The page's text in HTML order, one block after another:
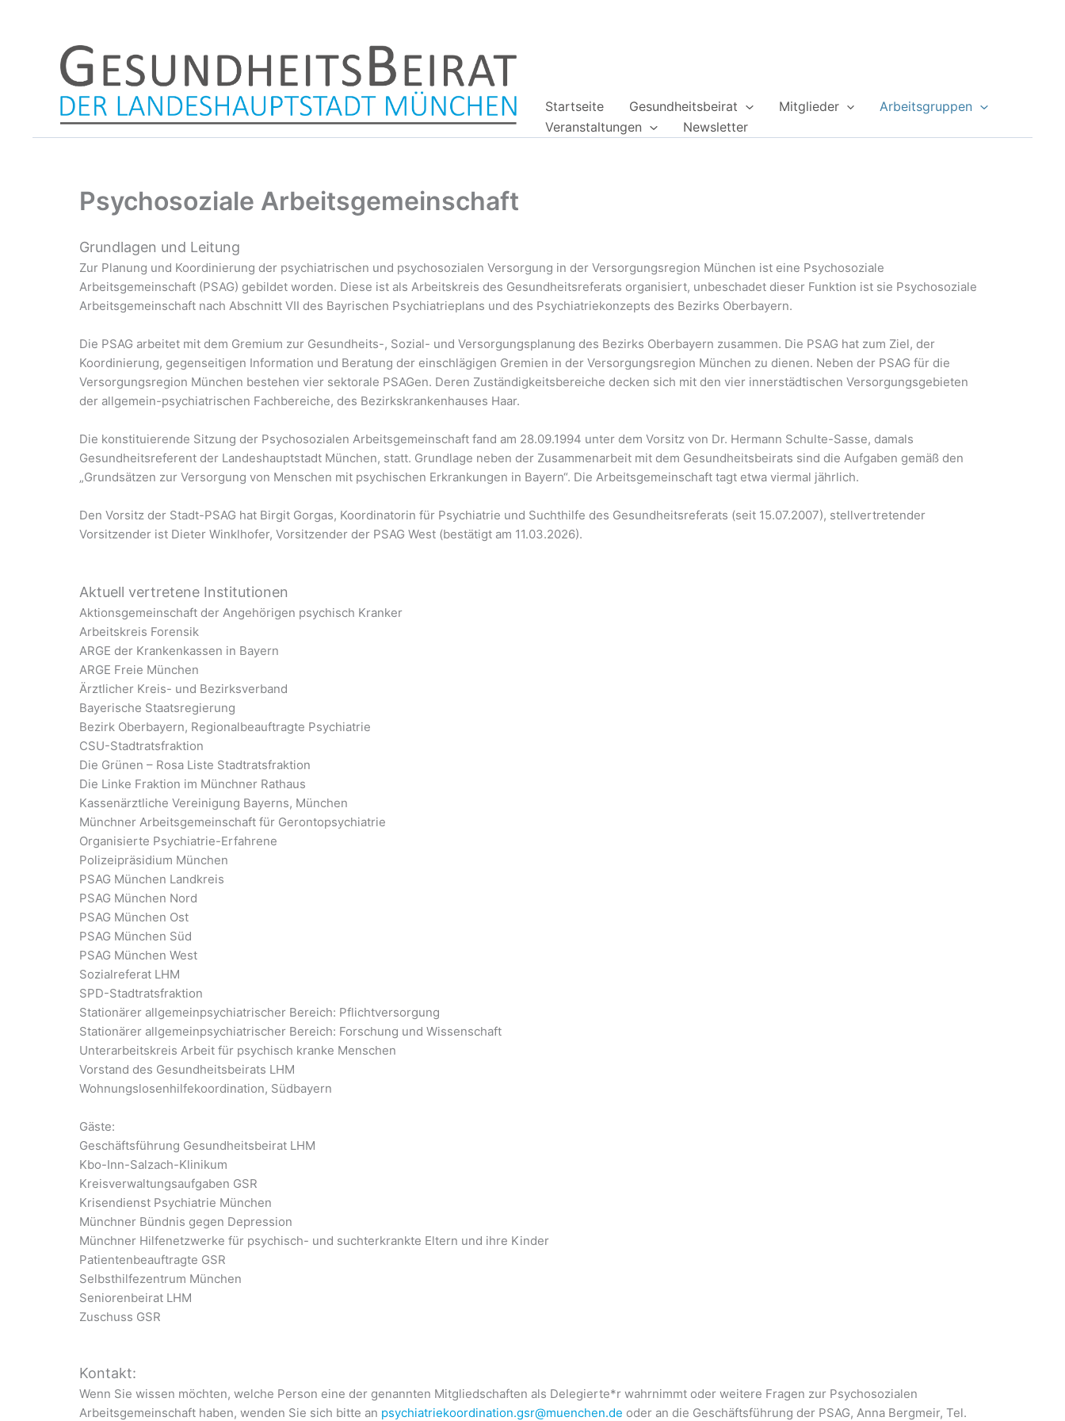
Startseite Gesundheitsbeirat Mitglieder
Arbeitsgruppen
Veranstaltungen
Newsletter
Psychosoziale Arbeitsgemeinschaft
Grundlagen und Leitung
Zur Planung und Koordinierung der psychiatrischen und psychosozialen Versorgung in der Versorgungsregion München ist eine Psychosoziale
Arbeitsgemeinschaft (PSAG) gebildet worden. Diese ist als Arbeitskreis des Gesundheitsreferats organisiert, unbeschadet dieser Funktion ist sie Psychosoziale
Arbeitsgemeinschaft nach Abschnitt VII des Bayrischen Psychiatrieplans und des Psychiatriekonzepts des Bezirks Oberbayern.
Die PSAG arbeitet mit dem Gremium zur Gesundheits-, Sozial- und Versorgungsplanung des Bezirks Oberbayern zusammen. Die PSAG hat zum Ziel, der
Koordinierung, gegenseitigen Information und Beratung der einschlägigen Gremien in der Versorgungsregion München zu dienen. Neben der PSAG für die
Versorgungsregion München bestehen vier sektorale PSAGen. Deren Zuständigkeitsbereiche decken sich mit den vier innerstädtischen Versorgungsgebieten
der allgemein-psychiatrischen Fachbereiche, des Bezirkskrankenhauses Haar.
Die konstituierende Sitzung der Psychosozialen Arbeitsgemeinschaft fand am 28.09.1994 unter dem Vorsitz von Dr. Hermann Schulte-Sasse, damals
Gesundheitsreferent der Landeshauptstadt München, statt. Grundlage neben der Zusammenarbeit mit dem Gesundheitsbeirats sind die Aufgaben gemäß den
„Grundsätzen zur Versorgung von Menschen mit psychischen Erkrankungen in Bayern“. Die Arbeitsgemeinschaft tagt etwa viermal jährlich.
Den Vorsitz der Stadt-PSAG hat Birgit Gorgas, Koordinatorin für Psychiatrie und Suchthilfe des Gesundheitsreferats (seit 15.07.2007), stellvertretender
Vorsitzender ist Dieter Winklhofer, Vorsitzender der PSAG West (bestätigt am 11.03.2026).
Aktuell vertretene Institutionen
Aktionsgemeinschaft der Angehörigen psychisch Kranker
Arbeitskreis Forensik
ARGE der Krankenkassen in Bayern
ARGE Freie München
Ärztlicher Kreis- und Bezirksverband
Bayerische Staatsregierung
Bezirk Oberbayern, Regionalbeauftragte Psychiatrie
CSU-Stadtratsfraktion
Die Grünen – Rosa Liste Stadtratsfraktion
Die Linke Fraktion im Münchner Rathaus
Kassenärztliche Vereinigung Bayerns, München
Münchner Arbeitsgemeinschaft für Gerontopsychiatrie
Organisierte Psychiatrie-Erfahrene
Polizeipräsidium München
PSAG München Landkreis
PSAG München Nord
PSAG München Ost
PSAG München Süd
PSAG München West
Sozialreferat LHM
SPD-Stadtratsfraktion
Stationärer allgemeinpsychiatrischer Bereich: Pflichtversorgung
Stationärer allgemeinpsychiatrischer Bereich: Forschung und Wissenschaft
Unterarbeitskreis Arbeit für psychisch kranke Menschen
Vorstand des Gesundheitsbeirats LHM
Wohnungslosenhilfekoordination, Südbayern
Gäste:
Geschäftsführung Gesundheitsbeirat LHM
Kbo-Inn-Salzach-Klinikum
Kreisverwaltungsaufgaben GSR
Krisendienst Psychiatrie München
Münchner Bündnis gegen Depression
Münchner Hilfenetzwerke für psychisch- und suchterkrankte Eltern und ihre Kinder
Patientenbeauftragte GSR
Selbsthilfezentrum München
Seniorenbeirat LHM
Zuschuss GSR
Kontakt:
Wenn Sie wissen möchten, welche Person eine der genannten Mitgliedschaften als Delegierte*r wahrnimmt oder weitere Fragen zur Psychosozialen
Arbeitsgemeinschaft haben, wenden Sie sich bitte an psychiatriekoordination.gsr@muenchen.de oder an die Geschäftsführung der PSAG, Anna Bergmeir, Tel.